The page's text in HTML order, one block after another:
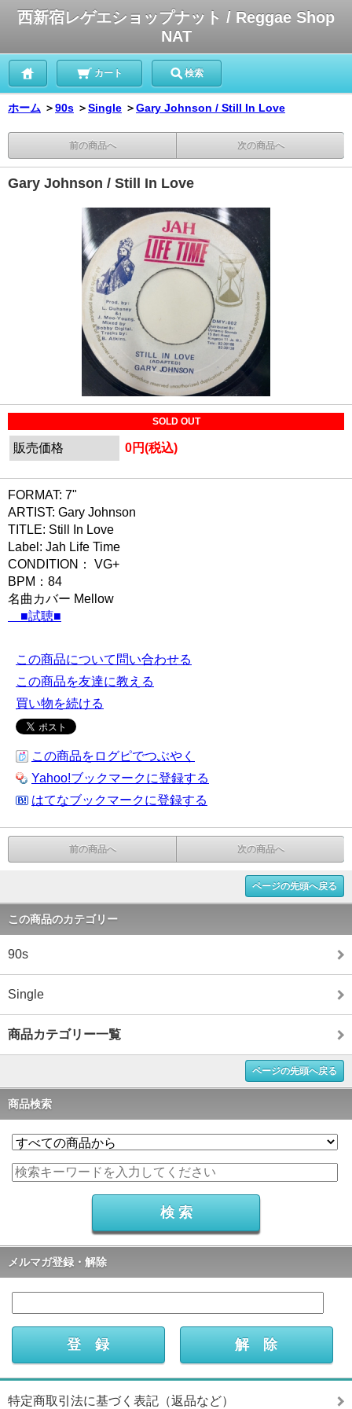
西新宿レゲエショップナット / Reggae Shop
NAT
カート 検索
ホーム ＞90s ＞Single ＞Gary Johnson / Still In Love
前の商品へ 次の商品へ
Gary Johnson / Still In Love
SOLD OUT
販売価格 0円(税込)
FORMAT: 7"
ARTIST: Gary Johnson
TITLE: Still In Love
Label: Jah Life Time
CONDITION： VG+
BPM：84
名曲カバー Mellow
■試聴■
この商品について問い合わせる
この商品を友達に教える
買い物を続ける
この商品をログピでつぶやく
Yahoo!ブックマークに登録する
はてなブックマークに登録する
前の商品へ 次の商品へ
ページの先頭へ戻る
この商品のカテゴリー
90s
Single
商品カテゴリー一覧
ページの先頭へ戻る
商品検索
メルマガ登録・解除
特定商取引法に基づく表記（返品など）